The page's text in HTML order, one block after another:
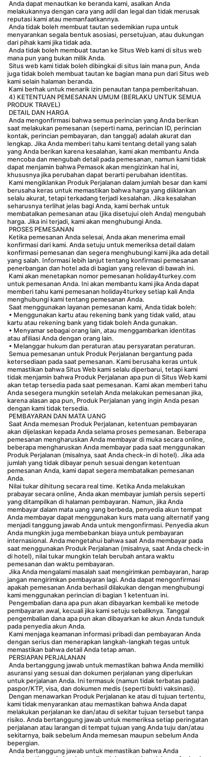
melakukannya dengan cara yang adil dan legal dan tidak merusak
reputasi kami atau memanfaatkannya.
menyarankan segala bentuk asosiasi, persetujuan, atau dukungan
dari pihak kami jika tidak ada.
mana pun yang bukan milik Anda.
juga tidak boleh membuat tautan ke bagian mana pun dari Situs web
kami selain halaman beranda.
Kami berhak untuk menarik izin penautan tanpa pemberitahuan.
PRODUK TRAVEL)
DETAIL DAN HARGA
saat melakukan pemesanan (seperti nama, perincian ID, perincian
kontak, perincian pembayaran, dan tanggal) adalah akurat dan
lengkap. Jika Anda memberi tahu kami tentang detail yang salah
yang Anda berikan karena kesalahan, kami akan membantu Anda
mencoba dan mengubah detail pada pemesanan, namun kami tidak
dapat menjamin bahwa Pemasok akan mengizinkan hal ini,
khususnya jika perubahan dapat berarti perubahan identitas.
berusaha keras untuk memastikan bahwa harga yang diiklankan
selalu akurat, tetapi terkadang terjadi kesalahan. Jika kesalahan
seharusnya terlihat jelas bagi Anda, kami berhak untuk
membatalkan pemesanan atau (jika disetujui oleh Anda) mengubah
harga. Jika ini terjadi, kami akan menghubungi Anda.
PROSES PEMESANAN
konfirmasi dari kami. Anda setuju untuk memeriksa detail dalam
konfirmasi pemesanan dan segera menghubungi kami jika ada detail
yang salah. Informasi lebih lanjut tentang konfirmasi pemesanan
penerbangan dan hotel ada di bagian yang relevan di bawah ini.
untuk pemesanan Anda. Ini akan membantu kami jika Anda dapat
memberi tahu kami pemesanan holiday4turkey setiap kali Anda
menghubungi kami tentang pemesanan Anda.
Saat menggunakan layanan pemesanan kami, Anda tidak boleh:
kartu atau rekening bank yang tidak boleh Anda gunakan.
atau afiliasi Anda dengan orang lain.
• Melanggar hukum dan peraturan atau persyaratan peraturan.
ketersediaan pada saat pemesanan. Kami berusaha keras untuk
memastikan bahwa Situs Web kami selalu diperbarui, tetapi kami
tidak menjamin bahwa Produk Perjalanan apa pun di Situs Web kami
akan tetap tersedia pada saat pemesanan. Kami akan memberi tahu
Anda sesegera mungkin setelah Anda melakukan pemesanan jika,
karena alasan apa pun, Produk Perjalanan yang ingin Anda pesan
dengan kami tidak tersedia.
PEMBAYARAN DAN MATA UANG
akan dijelaskan kepada Anda selama proses pemesanan. Beberapa
pemesanan mengharuskan Anda membayar di muka secara online,
beberapa mengharuskan Anda membayar pada saat menggunakan
Produk Perjalanan (misalnya, saat Anda check-in di hotel). Jika ada
jumlah yang tidak dibayar penuh sesuai dengan ketentuan
pemesanan Anda, kami dapat segera membatalkan pemesanan
Anda.
prabayar secara online, Anda akan membayar jumlah persis seperti
yang ditampilkan di halaman pembayaran. Namun, jika Anda
membayar dalam mata uang yang berbeda, penyedia akun tempat
Anda membayar dapat menggunakan kurs mata uang alternatif yang
menjadi tanggung jawab Anda untuk mengonfirmasi. Penyedia akun
Anda mungkin juga membebankan biaya untuk pembayaran
internasional. Anda mengetahui bahwa saat Anda membayar pada
saat menggunakan Produk Perjalanan (misalnya, saat Anda check-in
di hotel), nilai tukar mungkin telah berubah antara waktu
pemesanan dan waktu pembayaran.
jangan mengirimkan pembayaran lagi. Anda dapat mengonfirmasi
apakah pemesanan Anda berhasil dilakukan dengan menghubungi
kami menggunakan perincian di bagian 1 ketentuan ini.
pembayaran awal, kecuali jika kami setuju sebaliknya. Tanggal
pengembalian dana apa pun akan dibayarkan ke akun Anda tunduk
pada penyedia akun Anda.
dengan serius dan menerapkan langkah-langkah tegas untuk
memastikan bahwa detail Anda tetap aman.
PERSIAPAN PERJALANAN
asuransi yang sesuai dan dokumen perjalanan yang diperlukan
untuk perjalanan Anda. Ini termasuk (namun tidak terbatas pada)
paspor/KTP, visa, dan dokumen medis (seperti bukti vaksinasi).
kami tidak menyarankan atau memastikan bahwa Anda dapat
melakukan perjalanan ke dan/atau di sekitar tujuan tersebut tanpa
risiko. Anda bertanggung jawab untuk memeriksa setiap peringatan
perjalanan atau larangan di tempat tujuan yang Anda tuju dan/atau
sekitarnya, baik sebelum Anda memesan maupun sebelum Anda
bepergian.